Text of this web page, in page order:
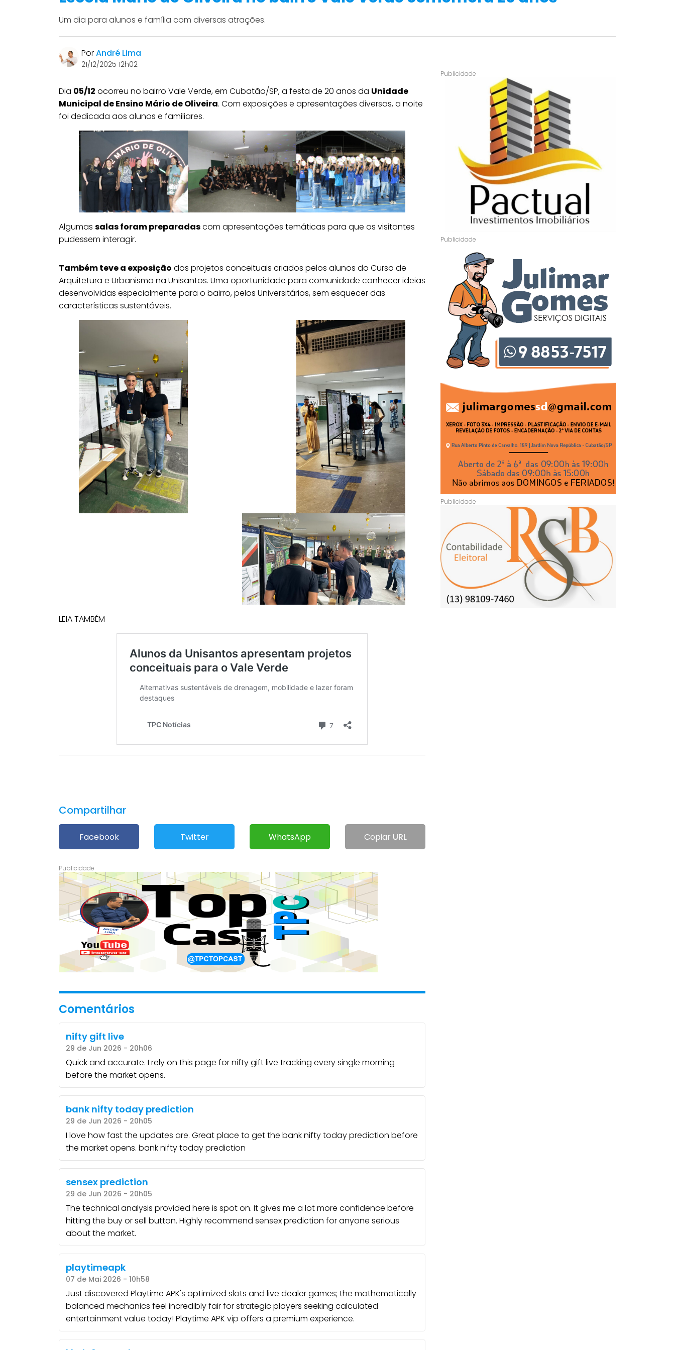
Um dia para alunos e família com diversas atrações.
PorAndré Lima
21/12/2025 12h02
Dia 05/12 ocorreu no bairro Vale Verde, em Cubatão/SP, a festa de 20 anos da Unidade
Municipal de Ensino Mário de Oliveira. Com exposições e apresentações diversas, a noite
foi dedicada aos alunos e familiares.
Algumas salas foram preparadascom apresentações temáticas para que os visitantes
pudessem interagir.
Também teve a exposição dos projetos conceituais criados pelos alunos do Curso de
Arquitetura e Urbanismo na Unisantos. Uma oportunidade para comunidade conhecer ideias
desenvolvidas especialmente para o bairro, pelos Universitários, sem esquecer das
características sustentáveis.
LEIA TAMBÉM
Compartilhar
Facebook Twitter WhatsApp Copiar URL
Comentários
nifty gift live
29 de Jun 2026 - 20h06
Quick and accurate. I rely on this page fornifty gift live tracking every single morning
before the market opens.
bank nifty today prediction
29 de Jun 2026 - 20h05
I love how fast the updates are. Great place to get the bank nifty today prediction before
the market opens. bank nifty today prediction
sensex prediction
29 de Jun 2026 - 20h05
The technical analysis provided here is spot on. It gives me a lot more confidence before
hitting the buy or sell button. Highly recommend sensex prediction for anyone serious
about the market.
playtimeapk
07 de Mai 2026 - 10h58
Just discovered Playtime APK's optimized slots and live dealer games; the mathematically
balanced mechanics feel incredibly fair for strategic players seeking calculated
entertainment value today! Playtime APK vip offers a premium experience.